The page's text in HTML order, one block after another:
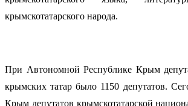
крымскотатарского народа.
При Автономной Республике Крым
крымских татар было 1150 депутатов.
Крым депутатов крымскотатарской